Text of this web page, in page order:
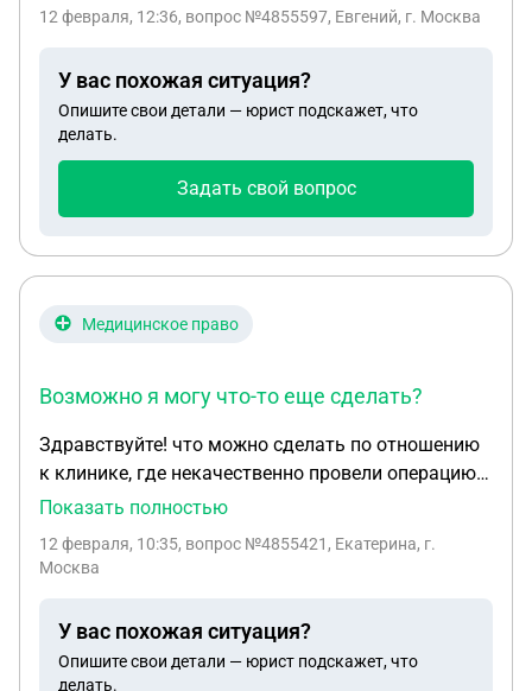
ответственности нету. Не судим! Женат . Есть
навстречу следствию и что у меня даже ни 100
грамм говорят что при моих обстоятельствах
дадут макс условно. Часы или штраф. Если б
12 февраля, 12:36, вопрос №4855597, Евгений, г. Москва
У вас похожая ситуация?
Опишите свои детали — юрист подскажет, что
делать.
Задать свой вопрос
Медицинское право
Возможно я могу что-то еще сделать?
Здравствуйте! что можно сделать по отношению
к клинике, где некачественно провели операцию?
Ситуация: у кота 2 больных зуба, уговорили
все зубы развалились и срочно надо удалять все!
и анализы стоили около 38 тысяч. После
операции в первые сутки кот чувствовал себя
Показать полностью
12 февраля, 10:35, вопрос №4855421, Екатерина, г.
Москва
У вас похожая ситуация?
Опишите свои детали — юрист подскажет, что
делать.